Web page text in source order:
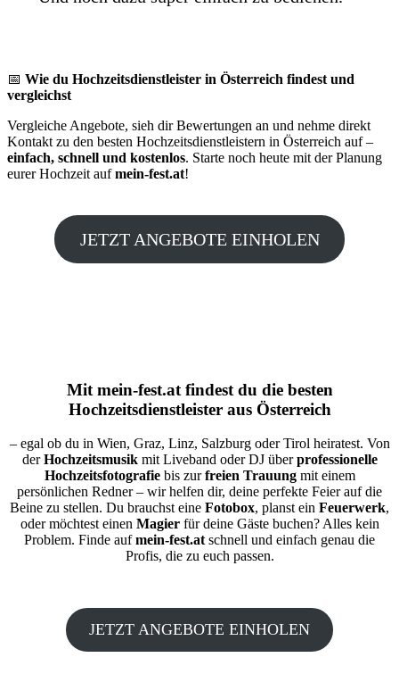
📅 Wie du Hochzeitsdienstleister in Österreich findest und
vergleichst
Vergleiche Angebote, sieh dir Bewertungen an und nehme direkt
Kontakt zu den besten Hochzeitsdienstleistern in Österreich auf –
einfach, schnell und kostenlos. Starte noch heute mit der Planung
eurer Hochzeit aufmein-fest.at!
JETZT ANGEBOTE EINHOLEN
Mit mein-fest.atfindest du die besten
Hochzeitsdienstleister aus Österreich
– egal ob du in Wien, Graz, Linz, Salzburg oder Tirol heiratest. Von
derHochzeitsmusikmit Liveband oder DJ überprofessionelle
Hochzeitsfotografiebis zurfreien Trauungmit einem
persönlichen Redner – wir helfen dir, deine perfekte Feier auf die
Beine zu stellen. Du brauchst eine Fotobox, planst ein Feuerwerk,
oder möchtest einen Magierfür deine Gäste buchen? Alles kein
Problem. Finde aufmein-fest.atschnell und einfach genau die
Profis, die zu euch passen.
JETZT ANGEBOTE EINHOLEN